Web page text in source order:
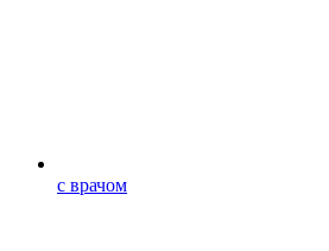
с врачом